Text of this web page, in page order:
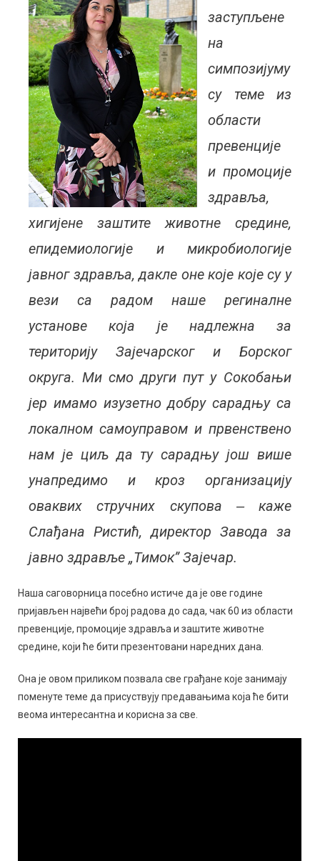
заступљене
на
симпозијуму
су теме из
области
превенције
и промоције
здравља,
хигијене заштите животне средине,
епидемиологије и микробиологије
јавног здравља, дакле оне које које су у
вези са радом наше региналне
установе која је надлежна за
територију Зајечарског и Борског
округа. Ми смо други пут у Сокобањи
јер имамо изузетно добру сарадњу са
локалном самоуправом и првенствено
нам је циљ да ту сарадњу још више
унапредимо и кроз организацију
оваквих стручних скупова ‒ каже
Слађана Ристић, директор Завода за
јавно здравље „Тимок” Зајечар.
Наша саговорница посебно истиче да је ове године
пријављен највећи број радова до сада, чак 60 из области
превенције, промоције здравља и заштите животне
средине, који ће бити презентовани наредних дана.
Она је овом приликом позвала све грађане које занимају
поменуте теме да присуствују предавањима која ће бити
веома интересантна и корисна за све.